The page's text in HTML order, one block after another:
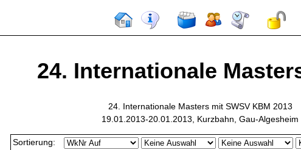
24. Internationale
24. Internationale Masters mit SWSV KBM 2013
19.01.2013-20.01.2013, Kurzbahn, Gau-Algesheim
Sortierung: